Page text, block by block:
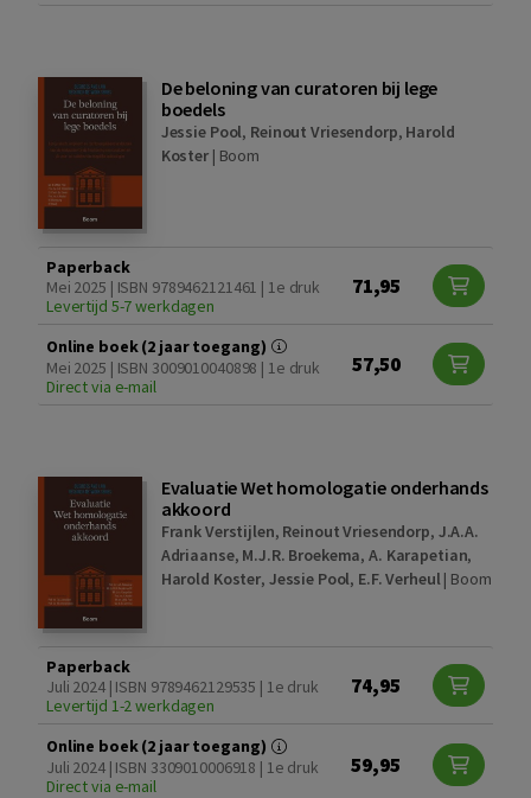
De beloning van curatoren bij lege
boedels
Jessie Pool, Reinout Vriesendorp, Harold
Koster| Boom
Paperback
Mei 2025 | ISBN 9789462121461 | 1e druk
Levertijd 5-7 werkdagen
71,95
Online boek (2 jaar toegang)
Mei 2025 | ISBN 3009010040898 | 1e druk
Direct via e-mail
57,50
Evaluatie Wet homologatie onderhands
akkoord
Frank Verstijlen, Reinout Vriesendorp, J.A.A.
Adriaanse, M.J.R. Broekema,A. Karapetian,
Harold Koster, Jessie Pool, E.F. Verheul| Boom
Paperback
Juli 2024 | ISBN 9789462129535 | 1e druk
Levertijd 1-2 werkdagen
74,95
Online boek (2 jaar toegang)
Juli 2024 | ISBN 3309010006918 | 1e druk
Direct via e-mail
59,95